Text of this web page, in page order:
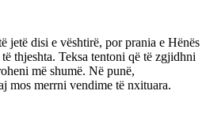
jetë disi e vështirë, por prania e Hënës
thjeshta. Teksa tentoni që të zgjidhni
më shumë. Në punë,
mos merrni vendime të nxituara.